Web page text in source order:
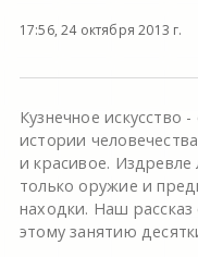
17:56, 24 октября 2013 г.
Кузнечное искусство
истории
и красивое.
только оружие и
находки. Наш
этому занятию